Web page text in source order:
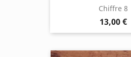
Chiffre 8
13,00 €